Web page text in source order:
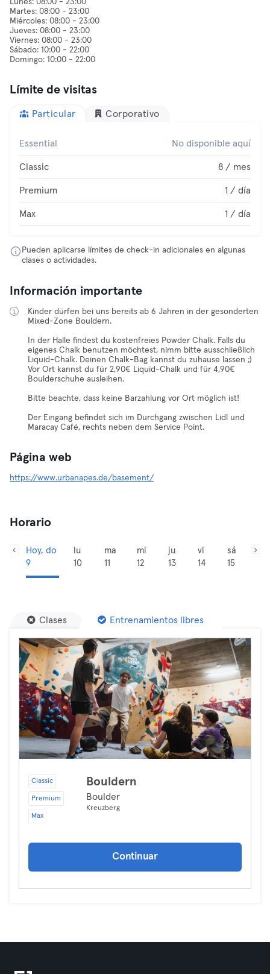
Lunes: 08:00 - 23:00
Martes: 08:00 - 23:00
Miércoles: 08:00 - 23:00
Jueves: 08:00 - 23:00
Viernes: 08:00 - 23:00
Sábado: 10:00 - 22:00
Límite de visitas
Particular Corporativo
Essential No disponible aquí
Classic 8 / mes
Premium 1 / día
Max 1 / día
Pueden aplicarse límites de check-in adicionales en algunas
clases o actividades.
Información importante
Kinder dürfen bei uns bereits ab 6 Jahren in der gesonderten
Mixed-Zone Bouldern.
In der Halle findest du kostenfreies Powder Chalk. Falls du
eigenes Chalk benutzen möchtest, nimm bitte ausschließlich
Liquid-Chalk. Deinen Chalk-Bag kannst du zuhause lassen ;)
Vor Ort kannst du für 2,90€ Liquid-Chalk und für 4,90€
Boulderschuhe ausleihen.
Bitte beachte, dass keine Barzahlung vor Ort möglich ist!
Der Eingang befindet sich im Durchgang zwischen Lidl und
Maracay Café, rechts neben dem Service Point.
Página web
https://www.urbanapes.de/basement/
Horario
Hoy, do
9
lu
10
ma
11
mi
12
ju
13
vi
14
sá
15
Clases Entrenamientos libres
Classic
Premium
Max
Bouldern
Boulder
Kreuzberg
Continuar